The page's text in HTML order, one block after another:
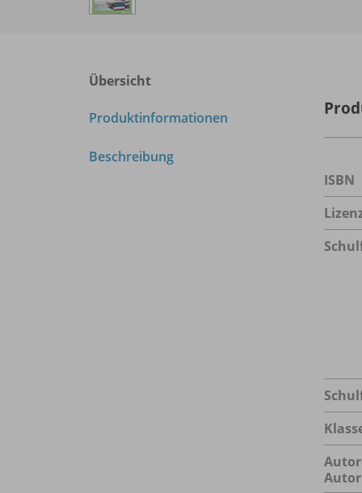
Übersicht
Produktinformationen
Beschreibung
ISBN